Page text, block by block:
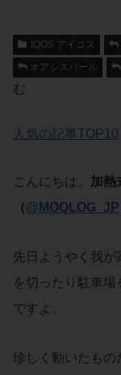
IQOS アイコス
オアシスパール
む
人気の記事TOP10
こんにちは、 加熱
（@MOQLOG_JP
先日ようやく我が
を切ったり駐車
ですよ。
珍しく動いたもの